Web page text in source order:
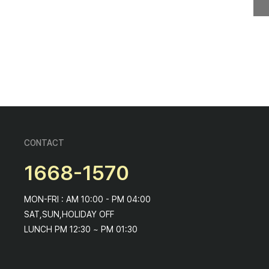
CONTACT
1668-1570
MON-FRI : AM 10:00 - PM 04:00
SAT,SUN,HOLIDAY OFF
LUNCH PM 12:30 ~ PM 01:30